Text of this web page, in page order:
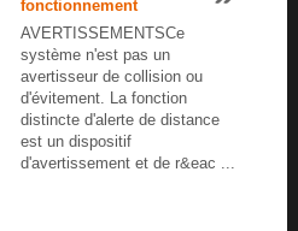
fonctionnement
AVERTISSEMENTSCe
système n'est pas un
avertisseur de collision ou
d'évitement. La fonction
distincte d'alerte de distance
est un dispositif
d'avertissement et de r&eac ...